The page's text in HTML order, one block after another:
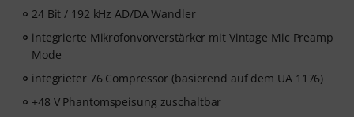
24 Bit / 192 kHz AD/DA Wandler
integrierte Mikrofonvorverstärker mit Vintage Mic Preamp
Mode
integrieter 76 Compressor (basierend auf dem UA 1176)
+48 V Phantomspeisung zuschaltbar